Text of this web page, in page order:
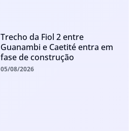
Trecho da Fiol 2 entre
Guanambi e Caetité entra em
fase de construção
05/08/2026